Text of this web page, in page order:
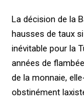
La décision de la
hausses de taux
inévitable pour la
années de
de la monnaie,
obstinément